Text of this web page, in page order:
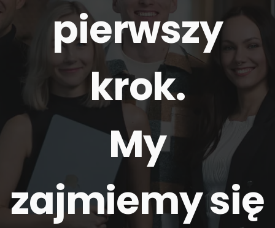
pierwszy
krok.
My
zajmiemy się